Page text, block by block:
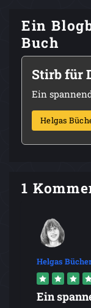
Ein
Buch
Stirb für
Ein
Helgas
1
Helgas
Ein